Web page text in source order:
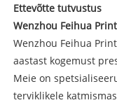
Ettevõtte tutvustus
Wenzhou Feihua
Wenzhou Feihua
aastast kogemust
Meie on
terviklikele